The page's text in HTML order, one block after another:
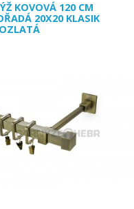
KOVOVÁ 120 CM
20X20 KLASIK